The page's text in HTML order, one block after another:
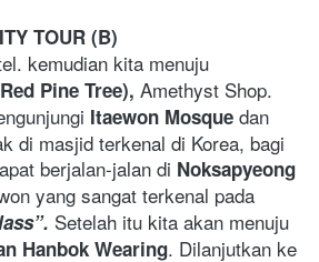
TOUR (B)
Pine Tree), Amethyst Shop.
Itaewon Mosque dan
di masjid terkenal di Korea, bagi
berjalan-jalan di Noksapyeong
yang sangat terkenal pada
Hanbok Wearing